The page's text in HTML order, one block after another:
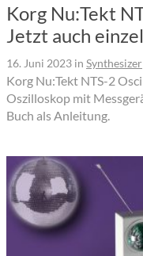
Korg Nu:Tekt
Jetzt auch
16. Juni 2023 in Synthesizer
Korg Nu:Tekt NTS-2
Oszilloskop mit
Buch als Anleitung.